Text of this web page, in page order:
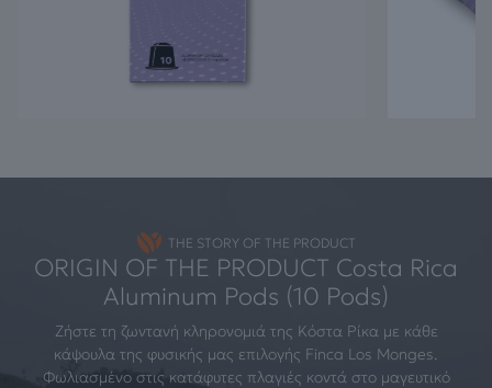
THE STORY OF THE PRODUCT
ORIGIN OF THE PRODUCT Costa Rica
Aluminum Pods (10 Pods)
Ζήστε τη ζωντανή κληρονομιά της Κόστα Ρίκα με κάθε
κάψουλα της φυσικής μας επιλογής Finca Los Monges.
Φωλιασμένο στις κατάφυτες πλαγιές κοντά στο μαγευτικό